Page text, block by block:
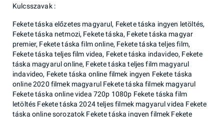
Kulcsszavak :
Fekete táska előzetes magyarul, Fekete táska ingyen letöltés,
Fekete táska netmozi, Fekete táska, Fekete táska magyar
premier, Fekete táska film online, Fekete táska teljes film,
Fekete táska teljes film videa, Fekete táska indavideo, Fekete
táska magyarul online, Fekete táska teljes film magyarul
indavideo, Fekete táska online filmek ingyen Fekete táska
online 2020 filmek magyarul Fekete táska filmek magyarul
Fekete táska online videa 720p 1080p Fekete táska film
letöltés Fekete táska 2024 teljes filmek magyarul videa Fekete
táska online sorozatok Fekete táska ingyen filmek Fekete